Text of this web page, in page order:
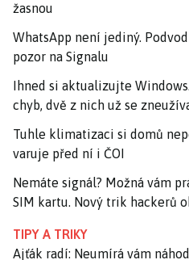
žasnou
WhatsApp není jediný.
pozor na Signalu
Ihned si aktualizujte
chyb, dvě z nich už se
Tuhle klimatizaci si domů
varuje před ní i ČOI
Nemáte signál? Možná vám
SIM kartu. Nový trik hackerů
TIPY A TRIKY
Ajťák radí: Neumírá vám